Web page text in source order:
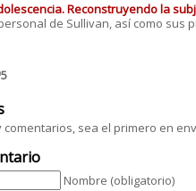
Reconstruyendo la
de Sullivan, así como sus
5
comentarios, sea el primero en
Nombre (obligatorio)